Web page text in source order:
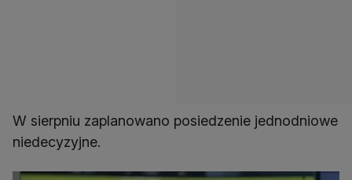
W sierpniu zaplanowano posiedzenie jednodniowe
niedecyzyjne.